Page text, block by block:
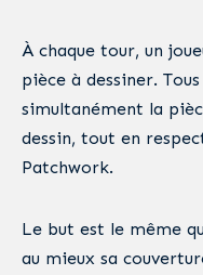
À chaque tour, un
pièce à dessiner.
simultanément la
dessin, tout en
Patchwork.
Le but est le même
au mieux sa